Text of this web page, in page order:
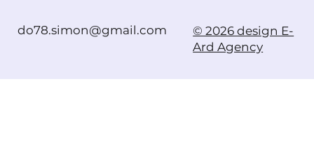
do78.simon@gmail.com
© 2026 design E-
Ard Agency